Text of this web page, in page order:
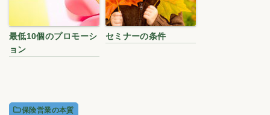
最低10個のプロモーシ
ョン
セミナーの条件
保険営業の本質